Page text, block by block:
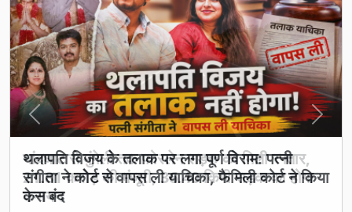
थलापति विजय के तलाक पर लगा पूर्ण विराम: पत्नी
संगीता ने कोर्ट से वापस ली याचिका, फैमिली कोर्ट ने किया
केस बंद
Previous Next